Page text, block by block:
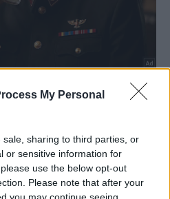
My Personal
sharing to third parties, or
or sensitive information for
use the below opt-out
Please note that after your
you may continue seeing